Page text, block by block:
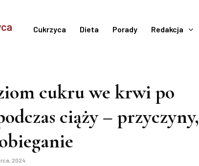
Cukrzyca Dieta Porady Redakcja
cukru we krwi po
ciąży – przyczyny,
2024